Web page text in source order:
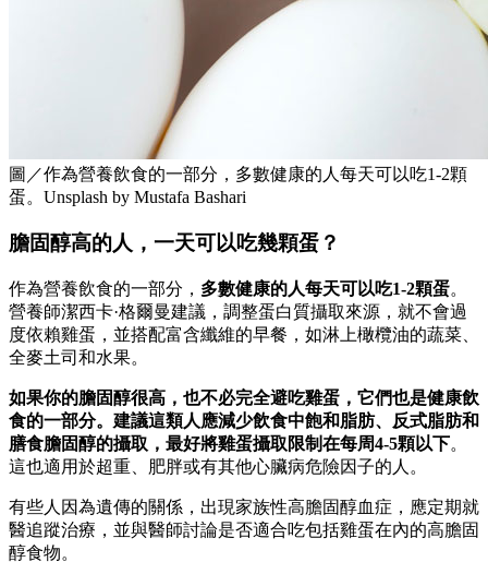
圖／作為營養飲食的一部分，多數健康的人每天可以吃1-2顆
蛋。Unsplash by Mustafa Bashari
膽固醇高的人，一天可以吃幾顆蛋？
作為營養飲食的一部分， 多數健康的人每天可以吃1-2顆蛋。
營養師潔西卡·格爾曼建議，調整蛋白質攝取來源，就不會過
度依賴雞蛋，並搭配富含纖維的早餐，如淋上橄欖油的蔬菜、
全麥土司和水果。
如果你的膽固醇很高，也不必完全避吃雞蛋，它們也是健康飲
食的一部分。建議這類人應減少飲食中飽和脂肪、反式脂肪和
膳食膽固醇的攝取，最好將雞蛋攝取限制在每周4-5顆以下。
這也適用於超重、肥胖或有其他心臟病危險因子的人。
有些人因為遺傳的關係，出現家族性高膽固醇血症，應定期就
醫追蹤治療，並與醫師討論是否適合吃包括雞蛋在內的高膽固
醇食物。